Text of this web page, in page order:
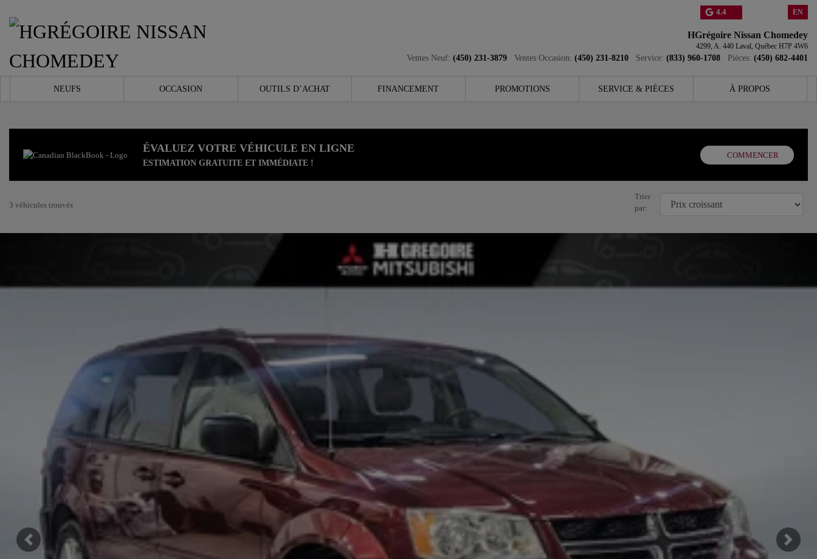
4.4 EN
HGrégoire Nissan Chomedey
4299, A. 440 Laval, Québec H7P 4W6
Ventes Neuf: (450) 231-3879 Ventes Occasion: (450) 231-8210 Service: (833) 960-1708 Pièces: (450) 682-4401
NEUFS OCCASION OUTILS D’ACHAT FINANCEMENT PROMOTIONS SERVICE & PIÈCES À PROPOS
ÉVALUEZ VOTRE VÉHICULE EN LIGNE
ESTIMATION GRATUITE ET IMMÉDIATE !
COMMENCER
3 véhicules trouvés
Trier
par:
Précédent